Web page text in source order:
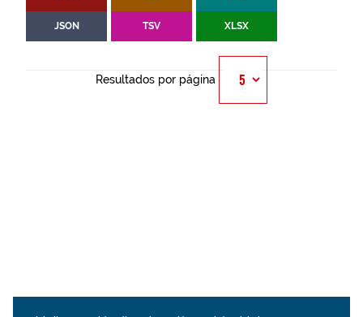
JSON TSV XLSX
Resultados por página